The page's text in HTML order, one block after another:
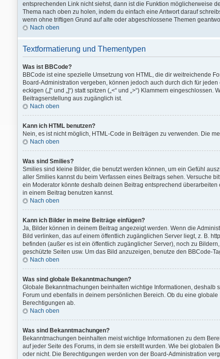
entsprechenden Link nicht siehst, dann ist die Funktion möglicherweise
Thema nach oben zu holen, indem du einfach eine Antwort darauf
wenn ohne triftigen Grund auf alte oder abgeschlossene Themen
Nach oben
Textformatierung und Thementypen
Was ist BBCode?
BBCode ist eine spezielle Umsetzung von HTML, die dir weitreichende
Board-Administration vergeben, können jedoch auch durch dich für
eckigen („[“ und „]“) statt spitzen („<“ und „>“) Klammern
Beitragserstellung aus zugänglich ist.
Nach oben
Kann ich HTML benutzen?
Nein, es ist nicht möglich, HTML-Code in Beiträgen zu verwenden. Die
Nach oben
Was sind Smilies?
Smilies sind kleine Bilder, die benutzt werden können, um ein Gefühl
aller Smilies kannst du beim Verfassen eines Beitrags sehen. Versuche
ein Moderator könnte deshalb deinen Beitrag entsprechend
in einem Beitrag benutzen kannst.
Nach oben
Kann ich Bilder in meine Beiträge einfügen?
Ja, Bilder können in deinem Beitrag angezeigt werden. Wenn die
Bild verlinken, das auf einem öffentlich zugänglichen Server liegt, z. B.
befinden (außer es ist ein öffentlich zugänglicher Server), noch zu
geschützte Seiten usw. Um das Bild anzuzeigen, benutze den BBCode-
Nach oben
Was sind globale Bekanntmachungen?
Globale Bekanntmachungen beinhalten wichtige Informationen,
Forum und ebenfalls in deinem persönlichen Bereich. Ob du eine
Berechtigungen ab.
Nach oben
Was sind Bekanntmachungen?
Bekanntmachungen beinhalten meist wichtige Informationen zu dem
auf jeder Seite des Forums, in dem sie erstellt wurden. Wie bei globalen
oder nicht. Die Berechtigungen werden von der Board-Administration